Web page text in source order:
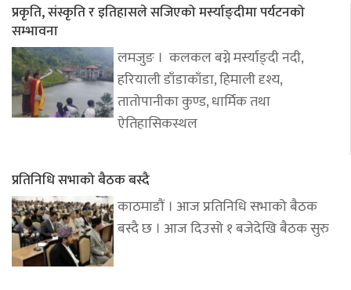
प्रकृति, संस्कृति र इतिहासले सजिएको मर्स्याङ्दीमा पर्यटनको
सम्भावना
लमजुङ । कलकल बग्ने मर्स्याङ्दी नदी,
हरियाली डाँडाकाँडा, हिमाली दृश्य,
तातोपानीका कुण्ड, धार्मिक तथा
ऐतिहासिकस्थल
प्रतिनिधि सभाको बैठक बस्दै
काठमाडौं । आज प्रतिनिधि सभाको बैठक
बस्दै छ । आज दिउसो १ बजेदेखि बैठक सुरु